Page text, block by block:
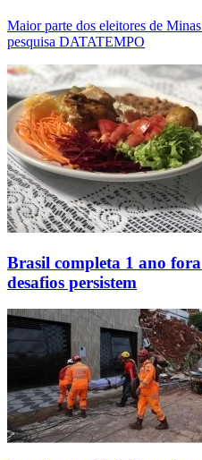
Maior parte dos eleitores de
pesquisa DATATEMPO
Brasil completa 1 ano
desafios persistem